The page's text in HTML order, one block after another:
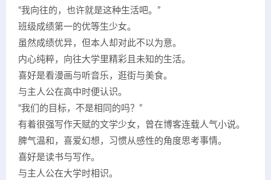
“我向往的，也许就是这种生活吧。”
班级成绩第一的优等生少女。
虽然成绩优异，但本人却对此不以为意。
内心纯粹，向往大学里精彩且未知的生活。
喜好是看漫画与听音乐，逛街与美食。
与主人公在高中时便认识。
“我们的目标，不是相同的吗？”
有着很强写作天赋的文学少女，曾在博客连载人气小说。
脾气温和，喜爱幻想，习惯从感性的角度思考事情。
喜好是读书与写作。
与主人公在大学时相识。